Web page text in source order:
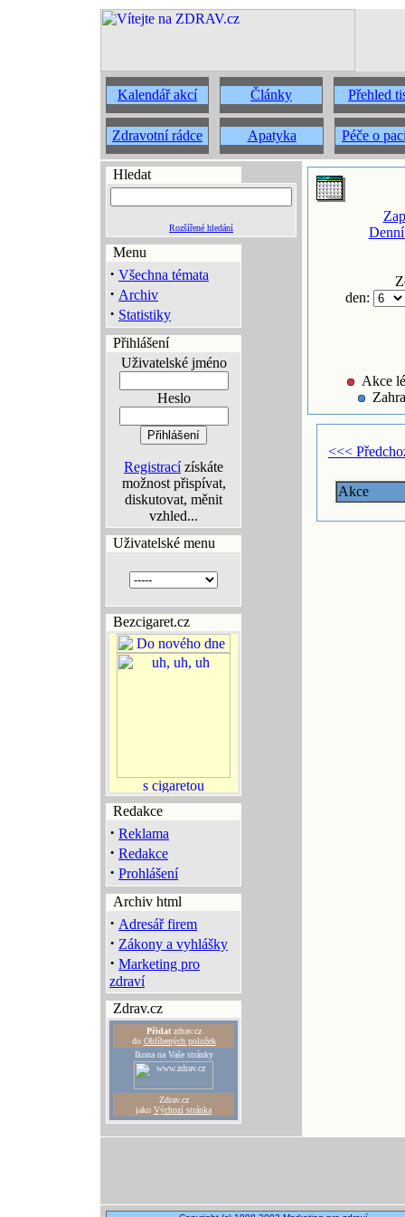
Kalendář akcí Články Přehled
Zdravotní rádce Apatyka Péče o
Hledat
Rozšířené hledání
Menu
· Všechna témata
· Archiv
· Statistiky
Přihlášení
Uživatelské jméno
Heslo
Registracízískáte
možnost přispívat,
diskutovat, měnit
vzhled...
Uživatelské menu
Bezcigaret.cz
Redakce
· Reklama
· Redakce
· Prohlášení
Archiv html
· Adresář firem
· Zákony a vyhlášky
· Marketing pro
zdraví
Zdrav.cz
Přidatzdrav.cz
do Oblíbených položek
Ikona na Vaše stránky
Zdrav.cz
jako Výchozí stránka
den:
Akce
<<<
Akce